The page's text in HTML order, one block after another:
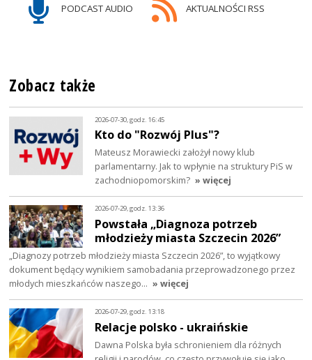
PODCAST AUDIO AKTUALNOŚCI RSS
Zobacz także
2026-07-30, godz. 16:45
Kto do "Rozwój Plus"?
Mateusz Morawiecki założył nowy klub
parlamentarny. Jak to wpłynie na struktury PiS w
zachodniopomorskim? » więcej
2026-07-29, godz. 13:36
Powstała „Diagnoza potrzeb
młodzieży miasta Szczecin 2026”
„Diagnozy potrzeb młodzieży miasta Szczecin 2026”, to wyjątkowy
dokument będący wynikiem samobadania przeprowadzonego przez
młodych mieszkańców naszego… » więcej
2026-07-29, godz. 13:18
Relacje polsko - ukraińskie
Dawna Polska była schronieniem dla różnych